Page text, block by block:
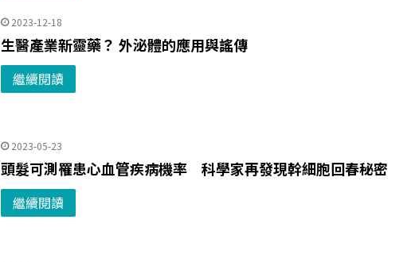
2023-12-18
生醫產業新靈藥？ 外泌體的應用與謠傳
繼續閱讀
2023-05-23
頭髮可測罹患心血管疾病機率 科學家再發現幹細胞回春秘密
繼續閱讀